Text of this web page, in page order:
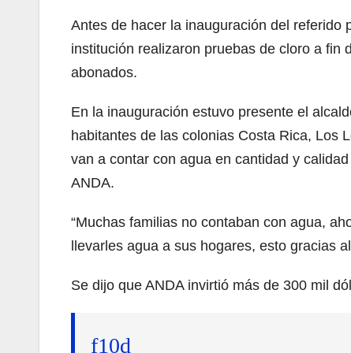
Antes de hacer la inauguración del referido
institución realizaron pruebas de cloro a fin
abonados.
En la inauguración estuvo presente el
habitantes de las colonias Costa Rica, Los
van a contar con agua en cantidad y
ANDA.
“Muchas familias no contaban con agua,
llevarles agua a sus hogares, esto gracias
Se dijo que ANDA invirtió más de 300 mil